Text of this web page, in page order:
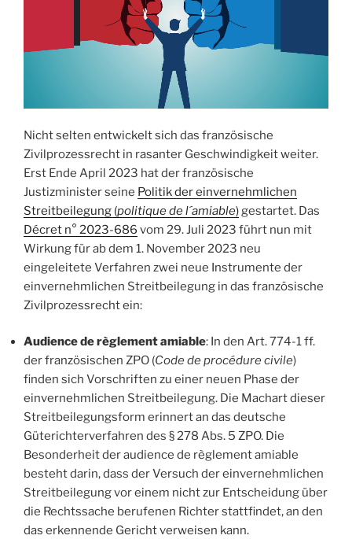
Nicht selten entwickelt sich das französische
Zivilprozessrecht in rasanter Geschwindigkeit weiter.
Erst Ende April 2023 hat der französische
Justizminister seine Politik der einvernehmlichen
Streitbeilegung (politique de l´amiable)gestartet. Das
Décret n° 2023-686 vom 29. Juli 2023 führt nun mit
Wirkung für ab dem 1. November 2023 neu
eingeleitete Verfahren zwei neue Instrumente der
einvernehmlichen Streitbeilegung in das französische
Zivilprozessrecht ein:
Audience de règlement amiable: In den Art. 774-1 ff.
der französischen ZPO (Code de procédure civile)
finden sich Vorschriften zu einer neuen Phase der
einvernehmlichen Streitbeilegung. Die Machart dieser
Streitbeilegungsform erinnert an das deutsche
Güterichterverfahren des § 278 Abs. 5 ZPO. Die
Besonderheit der audience de règlement amiable
besteht darin, dass der Versuch der einvernehmlichen
Streitbeilegung vor einem nicht zur Entscheidung über
die Rechtssache berufenen Richter stattfindet, an den
das erkennende Gericht verweisen kann.